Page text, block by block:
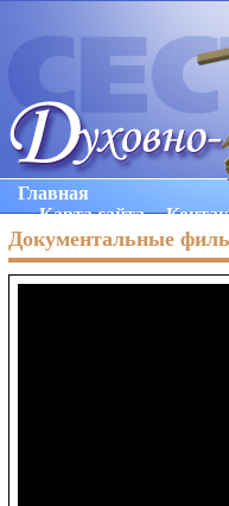
Главная
Карта сайта
Документальные